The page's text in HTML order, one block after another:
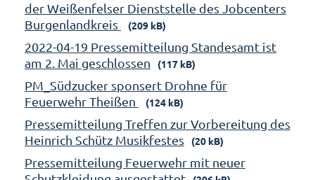
der Weißenfelser Dienststelle des Jobcenters
Burgenlandkreis
(209 kB)
2022-04-19 Pressemitteilung Standesamt ist
am 2. Mai geschlossen
(117 kB)
PM_Südzucker sponsert Drohne für
Feuerwehr Theißen
(124 kB)
Pressemitteilung Treffen zur Vorbereitung des
Heinrich Schütz Musikfestes
(20 kB)
Pressemitteilung Feuerwehr mit neuer